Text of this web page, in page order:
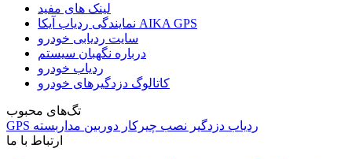
لینک های مفید
نمایندگی ردیاب آیکا AIKA GPS
سایت ردیابی خودرو
درباره نگهبان سیستم
ردیاب خودرو
کاتالوگ دزدگیرهای خودرو
تگ‌های محبوب
GPS
ردیاب دزدگیر نصب چیرکار دوربین مداربسته
ارتباط با ما